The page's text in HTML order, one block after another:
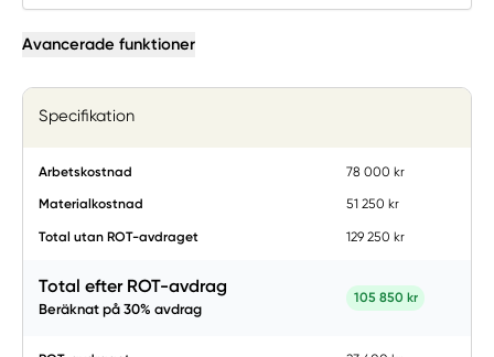
Avancerade funktioner
Specifikation
Arbetskostnad 78 000 kr
Materialkostnad 51 250 kr
Total utan ROT-avdraget 129 250 kr
Total efter ROT-avdrag
Beräknat på 30% avdrag
105 850 kr